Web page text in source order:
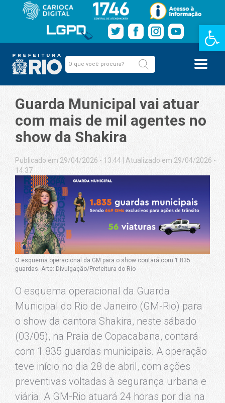
Barra de
Guarda Municipal vai atuar
com mais de mil agentes no
show da Shakira
Publicado em 29/04/2026 - 13:44
Atualizado em 29/04/2026 -
14:37
O esquema operacional da GM para o show contará com 1.835
guardas. Arte: Divulgação/Prefeitura do Rio
O esquema operacional da Guarda
Municipal do Rio de Janeiro (GM-Rio) para
o show da cantora Shakira, neste sábado
(03/05), na Praia de Copacabana, contará
com 1.835 guardas municipais. A operação
teve início no dia 28 de abril, com ações
preventivas voltadas à segurança urbana e
viária. A GM-Rio atuará 24 horas por dia na